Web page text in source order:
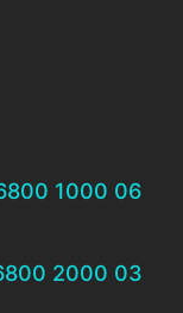
1000 06
2000 03